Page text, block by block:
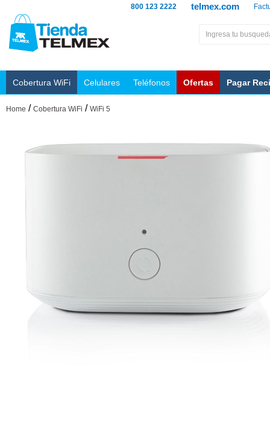
telmex.com
800 123 2222
Cobertura WiFi Celulares Teléfonos Ofertas Pagar
Home / Cobertura WiFi / WiFi 5